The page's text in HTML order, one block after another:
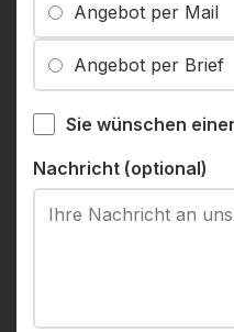
Angebot per Mail
Angebot per Brief
Sie wünschen
Nachricht (optional)